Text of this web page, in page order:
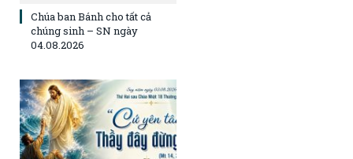
Chúa ban Bánh cho tất cả
chúng sinh – SN ngày
04.08.2026